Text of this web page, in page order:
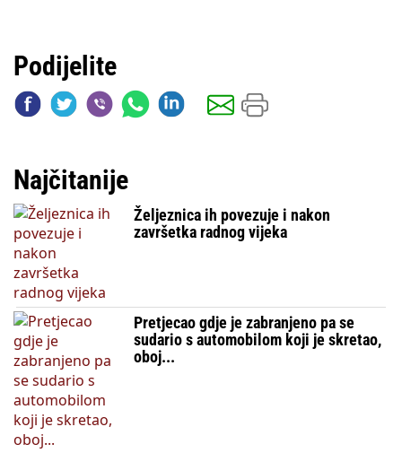
Podijelite
Najčitanije
Željeznica ih povezuje i nakon
završetka radnog vijeka
Pretjecao gdje je zabranjeno pa se
sudario s automobilom koji je skretao,
oboj...